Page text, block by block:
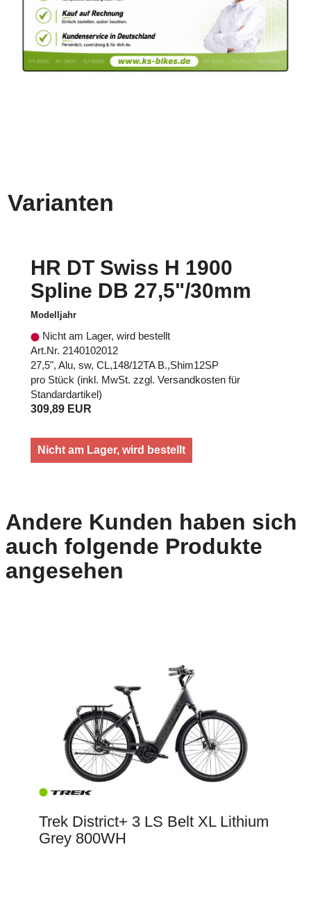
Varianten
HR DT Swiss H 1900
Spline DB 27,5"/30mm
Modelljahr
Nicht am Lager, wird bestellt
Art.Nr. 2140102012
27,5", Alu, sw, CL,148/12TA B.,Shim12SP
pro Stück (inkl. MwSt. zzgl. Versandkosten für
Standardartikel)
309,89 EUR
Nicht am Lager, wird bestellt
Andere Kunden haben sich
auch folgende Produkte
angesehen
Trek District+ 3 LS Belt XL Lithium
Grey 800WH